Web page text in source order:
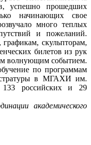
успешно прошедших
начинающих свое
много теплых
и пожеланий.
скульпторам,
билетов из рук
волнующим событием.
по программам
в МГАХИ им.
российских и 29
академического